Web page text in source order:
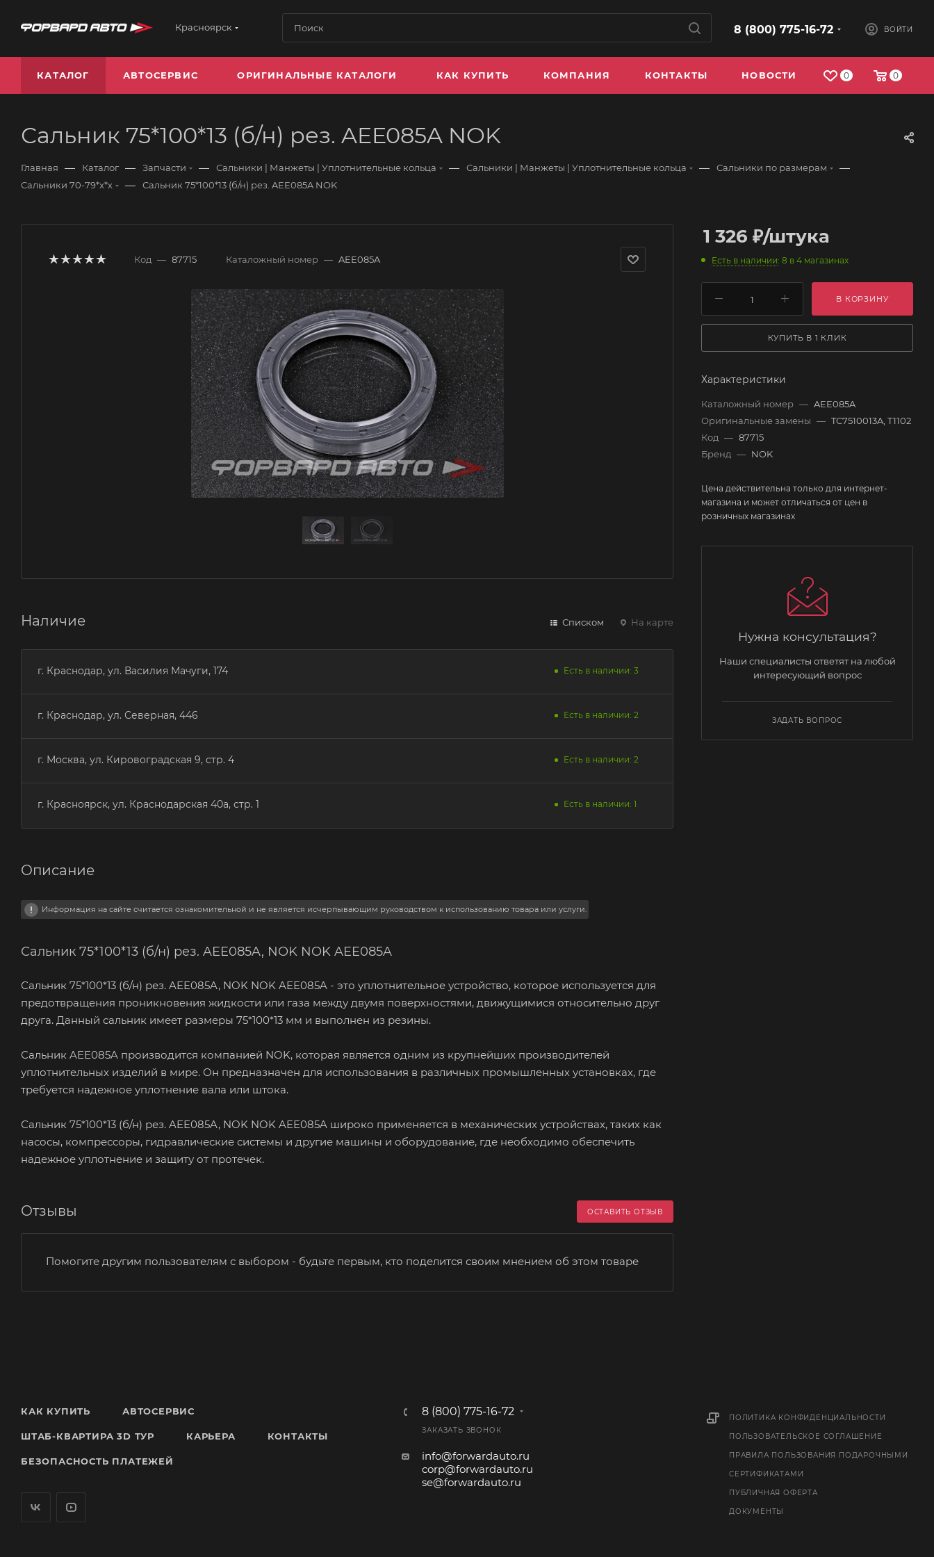
Красноярск 8 (800) 775-16-72 ВОЙТИ
0 0
КАТАЛОГ АВТОСЕРВИС ОРИГИНАЛЬНЫЕ КАТАЛОГИ КАК КУПИТЬ КОМПАНИЯ КОНТАКТЫ НОВОСТИ
Сальник 75*100*13 (б/н) рез. AEE085A NOK
Главная — Каталог — Запчасти — Сальники | Манжеты | Уплотнительные кольца — Сальники | Манжеты | Уплотнительные кольца — Сальники по размерам —
Сальники 70-79*х*х — Сальник 75*100*13 (б/н) рез. AEE085A NOK
Код — 87715 Каталожный номер — AEE085A
Наличие Списком На карте
г. Краснодар, ул. Василия Мачуги, 174 Есть в наличии: 3
г. Краснодар, ул. Северная, 446 Есть в наличии: 2
г. Москва, ул. Кировоградская 9, стр. 4 Есть в наличии: 2
г. Красноярск, ул. Краснодарская 40а, стр. 1 Есть в наличии: 1
Описание
Информация на сайте считается ознакомительной и не является исчерпывающим руководством к использованию товара или услуги.
Сальник 75*100*13 (б/н) рез. AEE085A, NOK NOK AEE085A
Сальник 75*100*13 (б/н) рез. AEE085A, NOK NOK AEE085A - это уплотнительное устройство, которое используется для
предотвращения проникновения жидкости или газа между двумя поверхностями, движущимися относительно друг
друга. Данный сальник имеет размеры 75*100*13 мм и выполнен из резины.
Сальник AEE085A производится компанией NOK, которая является одним из крупнейших производителей
уплотнительных изделий в мире. Он предназначен для использования в различных промышленных установках, где
требуется надежное уплотнение вала или штока.
Сальник 75*100*13 (б/н) рез. AEE085A, NOK NOK AEE085A широко применяется в механических устройствах, таких как
насосы, компрессоры, гидравлические системы и другие машины и оборудование, где необходимо обеспечить
надежное уплотнение и защиту от протечек.
Отзывы ОСТАВИТЬ ОТЗЫВ
Помогите другим пользователям с выбором - будьте первым, кто поделится своим мнением об этом товаре
1 326 ₽/штука
Есть в наличии: 8 в 4 магазинах
В КОРЗИНУ
КУПИТЬ В 1 КЛИК
Характеристики
Каталожный номер — AEE085A
Оригинальные замены — TC7510013A, T1102
Код — 87715
Бренд — NOK
Цена действительна только для интернет-
магазина и может отличаться от цен в
розничных магазинах
Нужна консультация?
Наши специалисты ответят на любой
интересующий вопрос
ЗАДАТЬ ВОПРОС
КАК КУПИТЬ АВТОСЕРВИС
ШТАБ-КВАРТИРА 3D ТУР КАРЬЕРА КОНТАКТЫ
БЕЗОПАСНОСТЬ ПЛАТЕЖЕЙ
8 (800) 775-16-72
ЗАКАЗАТЬ ЗВОНОК
info@forwardauto.ru
corp@forwardauto.ru
se@forwardauto.ru
ПОЛИТИКА КОНФИДЕНЦИАЛЬНОСТИ
ПОЛЬЗОВАТЕЛЬСКОЕ СОГЛАШЕНИЕ
ПРАВИЛА ПОЛЬЗОВАНИЯ ПОДАРОЧНЫМИ
СЕРТИФИКАТАМИ
ПУБЛИЧНАЯ ОФЕРТА
ДОКУМЕНТЫ